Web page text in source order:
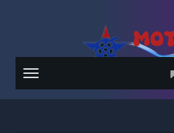
Menu